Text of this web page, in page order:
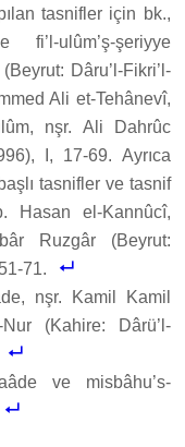
tasnifler için bk.,
ulûm’ş-şeriyye
Dâru’l-Fikri’l-
Ali et-Tehânevî,
nşr. Ali Dahrûc
I, 17-69. Ayrıca
tasnifler ve tasnif
Hasan el-Kannûcî,
Ruzgâr (Beyrut:
71.
nşr. Kamil Kamil
(Kahire: Dârü’l-
ve misbâhu’s-